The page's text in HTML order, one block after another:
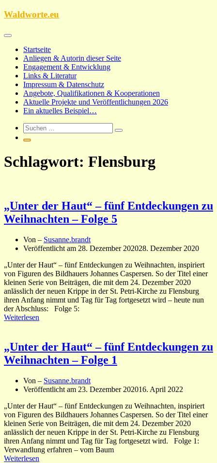
Zum
Waldworte.eu
Startseite
Anliegen & Autorin dieser Seite
Engagement & Entwicklung
Links & Literatur
Impressum & Datenschutz
Angebote, Qualifikationen & Kooperationen
Aktuelle Projekte und Veröffentlichungen 2026
Ein aktuelles Beispiel…
Schlagwort: Flensburg
„Unter der Haut“ – fünf Entdeckungen zu
Weihnachten – Folge 5
Von – Susanne.brandt
Veröffentlicht am 28. Dezember 202028. Dezember 2020
„Unter der Haut“ – fünf Entdeckungen zu Weihnachten, inspiriert
von Figuren des Bildhauers Johannes Caspersen. So der Titel einer
kleinen Serie von Beiträgen, die mit dem 24. Dezember 2020
anlässlich der neuen Krippe in der St. Petri-Kirche zu Flensburg
ihren Anfang nimmt und Tag für Tag fortgesetzt wird – heute nun
der Abschluss: Folge 5:
Weiterlesen
„Unter der Haut“ – fünf Entdeckungen zu
Weihnachten – Folge 1
Von – Susanne.brandt
Veröffentlicht am 23. Dezember 202016. April 2022
„Unter der Haut“ – fünf Entdeckungen zu Weihnachten, inspiriert
von Figuren des Bildhauers Johannes Caspersen. So der Titel einer
kleinen Serie von Beiträgen, die mit dem 24. Dezember 2020
anlässlich der neuen Krippe in der St. Petri-Kirche zu Flensburg
ihren Anfang nimmt und Tag für Tag fortgesetzt wird. Folge 1:
Verwandlung erfahren – vom Baum
Weiterlesen